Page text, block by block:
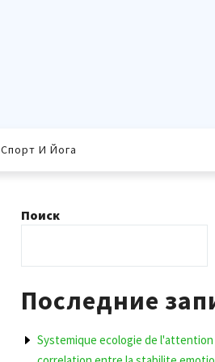
Спорт И Йога
Поиск
Последние
Systemique ecologie de l'attention